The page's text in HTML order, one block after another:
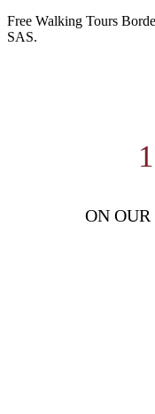
Free Walking Tours
SAS.
ON